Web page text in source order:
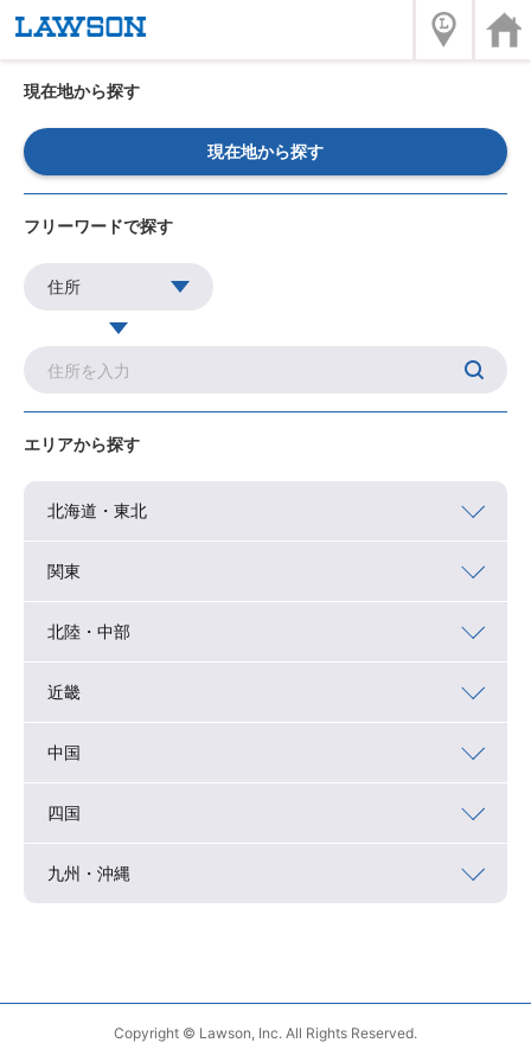
現在地から探す
現在地から探す
フリーワードで探す
エリアから探す
北海道・東北
関東
北陸・中部
近畿
中国
四国
九州・沖縄
Copyright © Lawson, Inc. All Rights Reserved.